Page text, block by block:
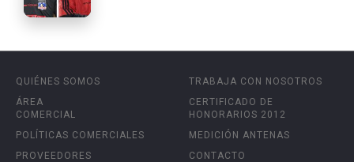
QUIÉNES SOMOS
ÁREA
COMERCIAL
POLÍTICAS COMERCIALES
PROVEEDORES
TRABAJA CON NOSOTROS
CERTIFICADO DE
HONORARIOS 2012
MEDICIÓN ANTENAS
CONTACTO